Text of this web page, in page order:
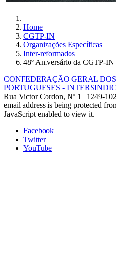
Home
CGTP-IN
Organizações Específicas
Inter-reformados
48º Aniversário da CGTP-IN
CONFEDERAÇÃO GERAL
PORTUGUESES -
Rua Victor Cordon, Nº 1 | 1249-
email address is being protected
JavaScript enabled to view it.
Facebook
Twitter
YouTube